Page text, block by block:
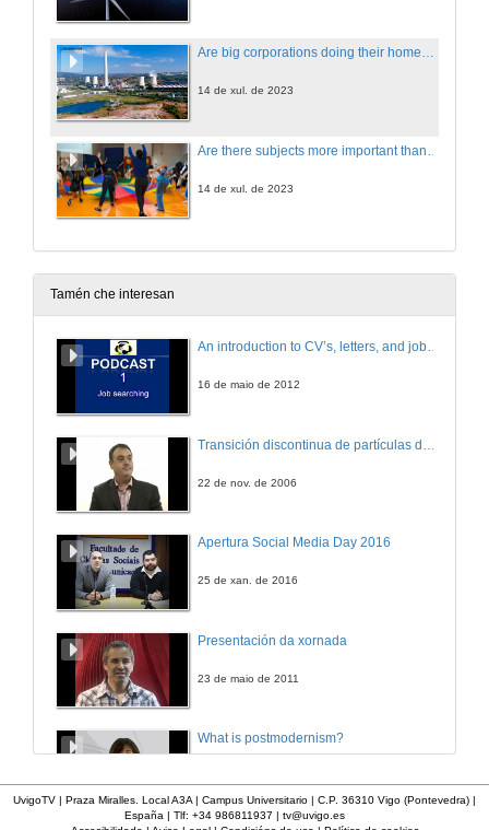
Are big corporations doing their homework... to fight climate change?
14 de xul. de 2023
14 de xul. de 2023
Tamén che interesan
An introduction to CV’s, letters, and job searching
16 de maio de 2012
22 de nov. de 2006
Apertura Social Media Day 2016
25 de xan. de 2016
Presentación da xornada
23 de maio de 2011
What is postmodernism?
UvigoTV | Praza Miralles. Local A3A | Campus Universitario | C.P. 36310 Vigo (Pontevedra) |
España | Tlf: +34 986811937 | tv@uvigo.es